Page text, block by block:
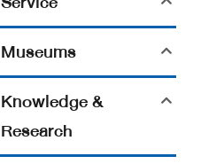
Museums
Knowledge &
Research